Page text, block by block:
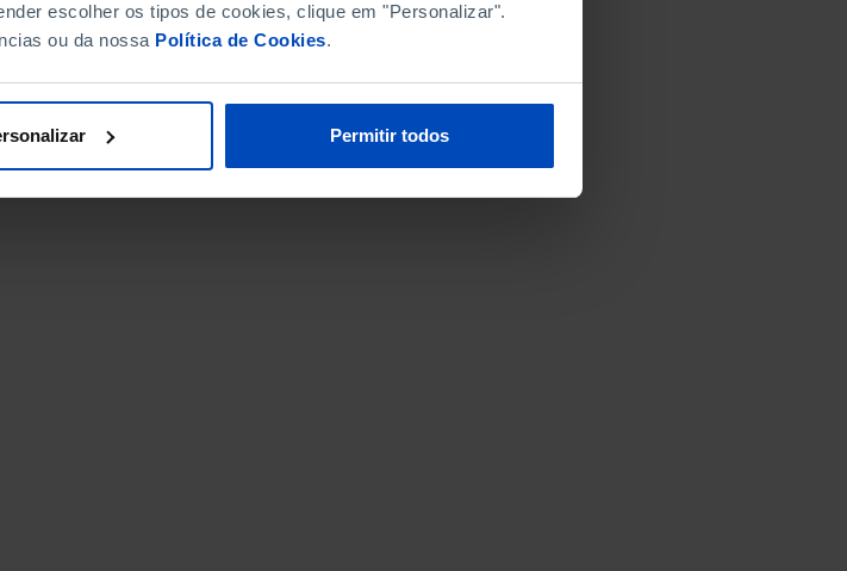
escolher os tipos de cookies, clique em "Personalizar".
ou da nossa Política de Cookies.
Permitir todos